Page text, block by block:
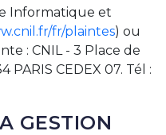
Informatique et
fr/plaintes) ou
: CNIL - 3 Place de
PARIS CEDEX 07. Tél :
GESTION